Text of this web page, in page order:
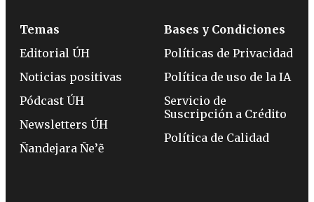
Temas
Editorial ÚH
Noticias positivas
Pódcast ÚH
Newsletters ÚH
Ñandejara Ñe’ẽ
Bases y Condiciones
Políticas de Privacidad
Política de uso de la IA
Servicio de
Suscripción a Crédito
Política de Calidad